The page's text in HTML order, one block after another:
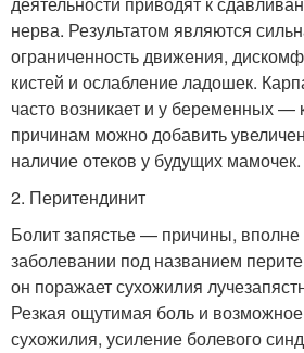
нерва. Результатом являются
ограниченность движения,
кистей и ослабление ладошек.
часто возникает и у беременных —
причинам можно добавить
наличие отеков у будущих мамочек.
2. Перитендинит
Болит запястье — причины,
заболевании под названием
он поражает сухожилия
Резкая ощутимая боль и
сухожилия, усиление болевого